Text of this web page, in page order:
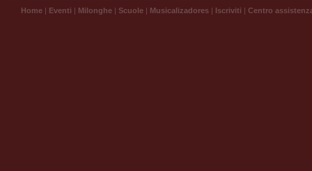
Home | Eventi | Milonghe | Scuole | Musicalizadores | Iscriviti | Centro